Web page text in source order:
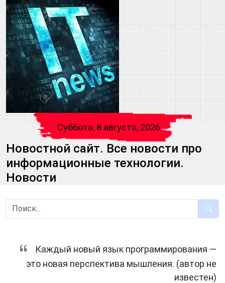
Суббота, 8 августа, 2026
Новостной сайт. Все новости про
информационные технологии.
Новости
Каждый новый язык программирования —
это новая перспектива мышления. (автор не
известен)